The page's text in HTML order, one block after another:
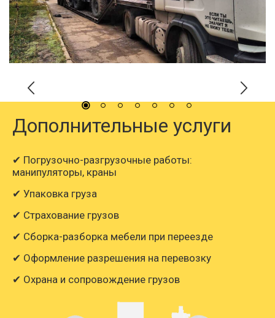
Дополнительные услуги
✔ Погрузочно-разгрузочные работы:
манипуляторы, краны
✔ Упаковка груза
✔ Страхование грузов
✔ Сборка-разборка мебели при переезде
✔ Оформление разрешения на перевозку
✔ Охрана и сопровождение грузов